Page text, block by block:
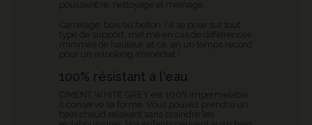
poussieÌ€re, nettoyage et meÌnage.
Carrelage, bois ou beÌton ? Il se pose sur tout
type de support, meÌ‚me en cas de diffeÌrences
minimes de hauteur, et ce, en un temps record
pour un relooking immédiat !
100% résistant à l'eau
CIMENT WHITE GREY
est 100% impermeÌable,
il conserve sa forme. Vous pouvez prendre un
bain chaud relaxant sans craindre les